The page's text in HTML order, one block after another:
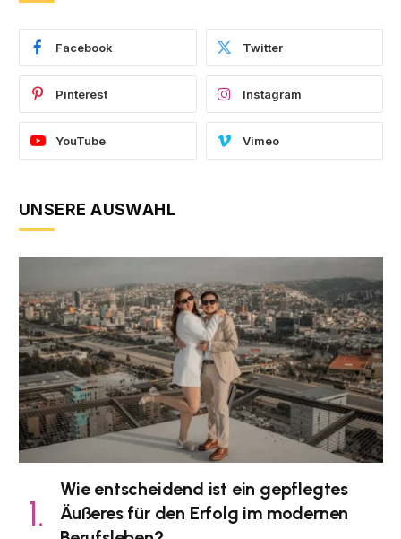
Facebook Twitter
Pinterest Instagram
YouTube Vimeo
UNSERE AUSWAHL
Wie entscheidend ist ein gepflegtes
Äußeres für den Erfolg im modernen